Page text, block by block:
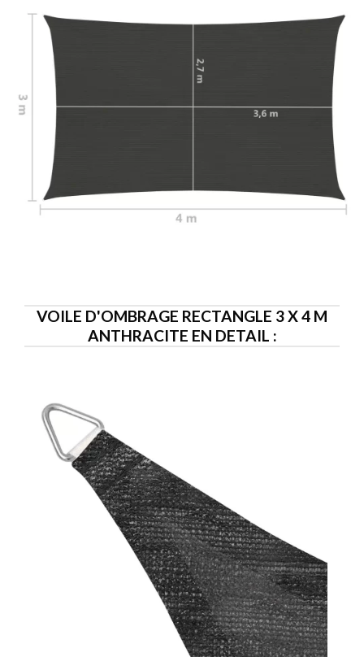
VOILE D'OMBRAGE RECTANGLE 3 X 4 M
ANTHRACITE EN DETAIL :